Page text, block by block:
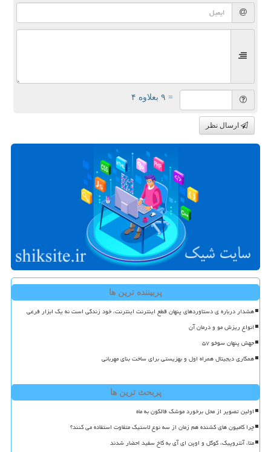
= ۹ بعلاوه ۴
ارسال نظر
پربیننده ترین ها
هشدار درباره ی دستاوردهای پنهان قطع اینترنت اینترنت، خود زندگی است نه یک ابزار فرعی
انواع ریزش مو و درمان آن
جهش پنهان سوخو ۵۷
همکاری دیجیتال همراه اول و بهزیستی برای ساخت بنای مهربانی
پربحث ترین ها
اولین تصویر از محل برخورد موشک فالکون به ماه
چرا کامیون های کشنده هم زمان از سه نوع لاستیک متفاوت استفاده می کنند؟
متا، آنتروپیک، گوگل و اوپن ای آی به کاخ سفید احضار شدند